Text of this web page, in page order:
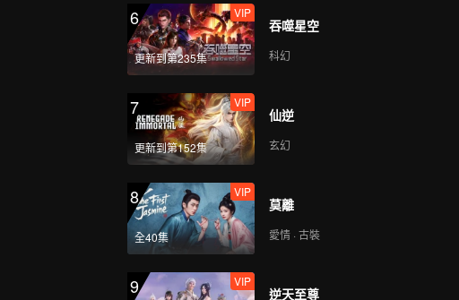
6
更新到第235集
VIP
吞噬星空
科幻
7
更新到第152集
VIP
仙逆
玄幻
8
全40集
VIP
莫離
愛情 · 古裝
9 VIP
逆天至尊